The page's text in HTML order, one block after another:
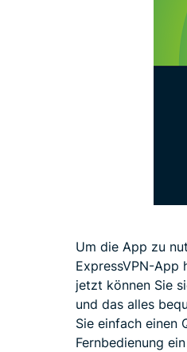
Um die App zu
ExpressVPN-App
jetzt können Sie
und das alles
Sie einfach einen
Fernbedienung